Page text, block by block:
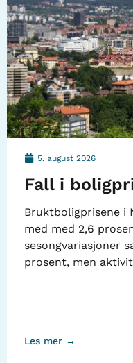
5. august 2026
Fall i
Bruktboligprisene i
med med 2,6
sesongvariasjoner
prosent, men
Les mer →